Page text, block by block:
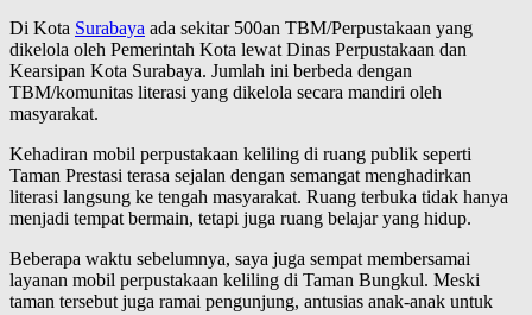
Di Kota Surabaya ada sekitar 500an TBM/Perpustakaan yang
dikelola oleh Pemerintah Kota lewat Dinas Perpustakaan dan
Kearsipan Kota Surabaya. Jumlah ini berbeda dengan
TBM/komunitas literasi yang dikelola secara mandiri oleh
masyarakat.
Kehadiran mobil perpustakaan keliling di ruang publik seperti
Taman Prestasi terasa sejalan dengan semangat menghadirkan
literasi langsung ke tengah masyarakat. Ruang terbuka tidak hanya
menjadi tempat bermain, tetapi juga ruang belajar yang hidup.
Beberapa waktu sebelumnya, saya juga sempat membersamai
layanan mobil perpustakaan keliling di Taman Bungkul. Meski
taman tersebut juga ramai pengunjung, antusias anak-anak untuk